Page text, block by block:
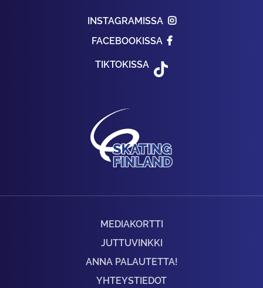
INSTAGRAMISSA
FACEBOOKISSA
TIKTOKISSA
MEDIAKORTTI
JUTTUVINKKI
ANNA PALAUTETTA!
YHTEYSTIEDOT